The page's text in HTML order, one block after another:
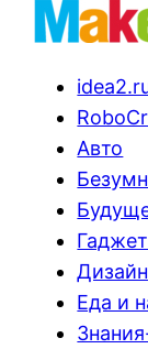
Авто
Дизайн
Еда и